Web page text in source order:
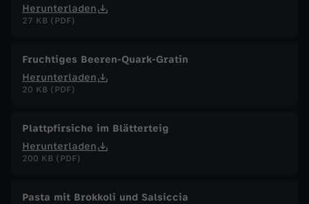
Herunterladen
27 KB (PDF)
Fruchtiges Beeren-Quark-Gratin
Herunterladen
20 KB (PDF)
Plattpfirsiche im Blätterteig
Herunterladen
200 KB (PDF)
Pasta mit Brokkoli und Salsiccia